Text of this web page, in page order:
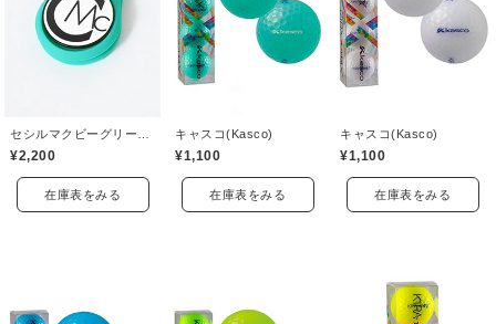
¥2,200
在庫表をみる
キャスコ(Kasco)
¥1,100
在庫表をみる
キャスコ(Kasco)
¥1,100
在庫表をみる